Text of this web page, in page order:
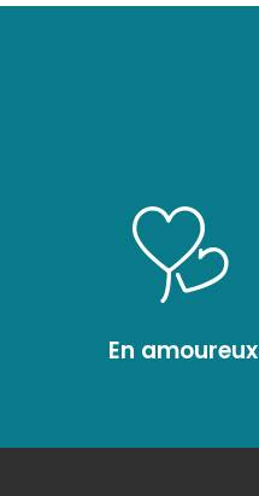
En amoureux